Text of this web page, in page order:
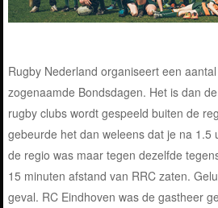
Rugby Nederland organiseert een
zogenaamde Bondsdagen. Het is dan
rugby clubs wordt gespeeld buiten de
gebeurde het dan weleens dat je na 1.5
de regio was maar tegen dezelfde
15 minuten afstand van RRC zaten.
geval. RC Eindhoven was de gastheer